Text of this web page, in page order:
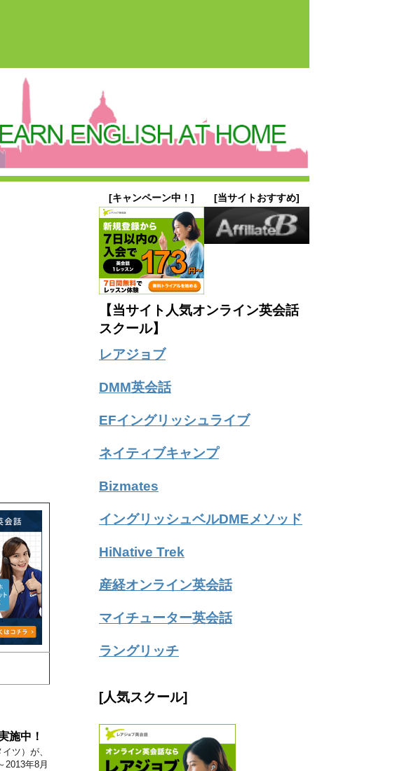
施中！
ツ）が、
2013年8月
[キャンペーン中！] [当サイトおすすめ]
【当サイト人気オンライン英会話
スクール】
レアジョブ
DMM英会話
EFイングリッシュライブ
ネイティブキャンプ
Bizmates
イングリッシュベルDMEメソッド
HiNative Trek
産経オンライン英会話
マイチューター英会話
ラングリッチ
[人気スクール]